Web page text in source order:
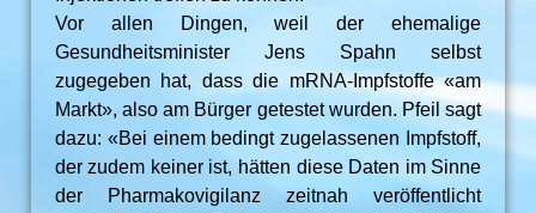
Vor allen Dingen, weil der ehemalige
Gesundheitsminister Jens Spahn selbst
zugegeben hat, dass die mRNA-Impfstoffe «am
Markt», also am Bürger getestet wurden. Pfeil sagt
dazu: «Bei einem bedingt zugelassenen Impfstoff,
der zudem keiner ist, hätten diese Daten im Sinne
der Pharmakovigilanz zeitnah veröffentlicht